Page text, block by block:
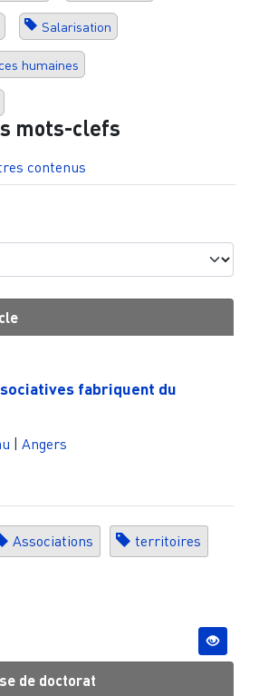
Salarisation
humaines
mots-clefs
contenus
fabriquent du
| Angers
Associations territoires
de doctorat